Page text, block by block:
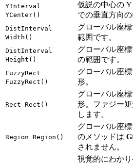
YInterval
YCenter()
仮説の中心の
での垂直方向の
DistInterval
Width()
グローバル座
範囲です。
DistInterval
Height()
グローバル座
の範囲です。
FuzzyRect
FuzzyRect()
グローバル座
形。
Rect Rect()
グローバル座
形。ファジー
します。
Region Region()
グローバル座
のメソッドは
されません。
視覚的にわか